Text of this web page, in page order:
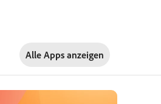
Alle Apps anzeigen